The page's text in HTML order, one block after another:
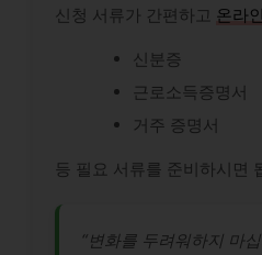
신청 서류가 간편하고 온라
신분증
근로소득증명서
거주 증명서
등 필요 서류를 준비하시면
“변화를 두려워하지 마